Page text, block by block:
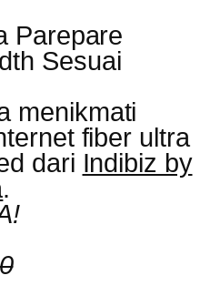
Parepare
Sesuai
menikmati
fiber ultra
dari Indibiz by
.